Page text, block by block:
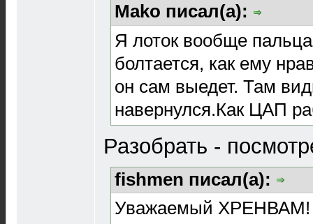
Mako писал(а):
Я лоток вообще
болтается, как ему
он сам выедет. Там
навернулся.Как ЦАП
Разобрать -
fishmen писал(а):
Уважаемый ХРЕНВАМ!